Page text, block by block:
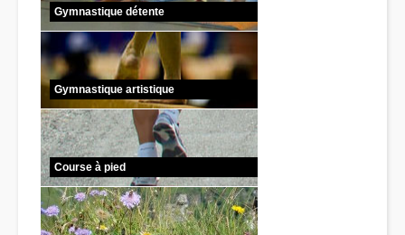
Gymnastique détente
Gymnastique artistique
Course à pied